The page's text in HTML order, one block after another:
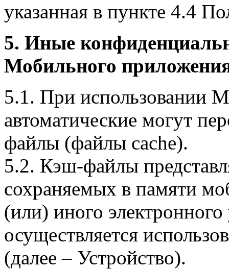
указанная в пункте 4.4
5. Иные
Мобильного
5.1. При использовании
автоматические могут
файлы (файлы cache).
5.2. Кэш-файлы
сохраняемых в памяти
(или) иного электронного
осуществляется
(далее – Устройство).